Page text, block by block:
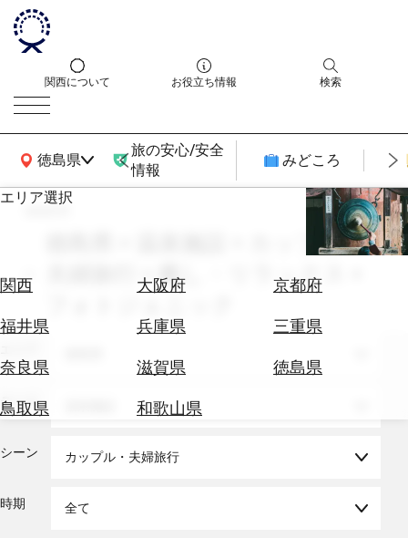
関西について お役立ち情報 検索
徳島県
関西広域MAP
旅の安心/安全
情報
みどころ
エリア選択
関西 大阪府
京都府
福井県
兵庫県
三重県
奈良県
滋賀県
徳島県
鳥取県
和歌山県
エ
券
テ
を
search
徳島県 × 温泉施設 × カップル・
夫婦旅行 × 癒し・リラックス ×
テーマ
シーン カップル・夫婦旅行
時期 全て